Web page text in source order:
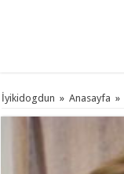
İyikidogdun » Anasayfa »